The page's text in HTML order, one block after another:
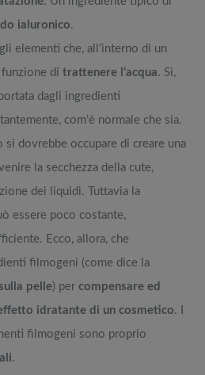
ialuronico.
elementi che, all’interno di un
di trattenere l’acqua. Sì,
dagli ingredienti
com’è normale che sia.
si dovrebbe occupare di creare una
la secchezza della cute,
dei liquidi. Tuttavia la
essere poco costante,
Ecco, allora, che
filmogeni (come dice la
pelle) per compensare ed
idratante di un cosmetico. I
filmogeni sono proprio
.